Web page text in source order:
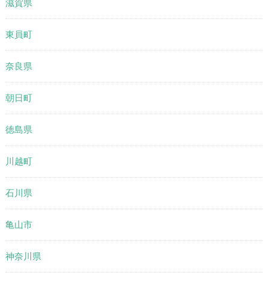
滋賀県
東員町
奈良県
朝日町
徳島県
川越町
石川県
亀山市
神奈川県